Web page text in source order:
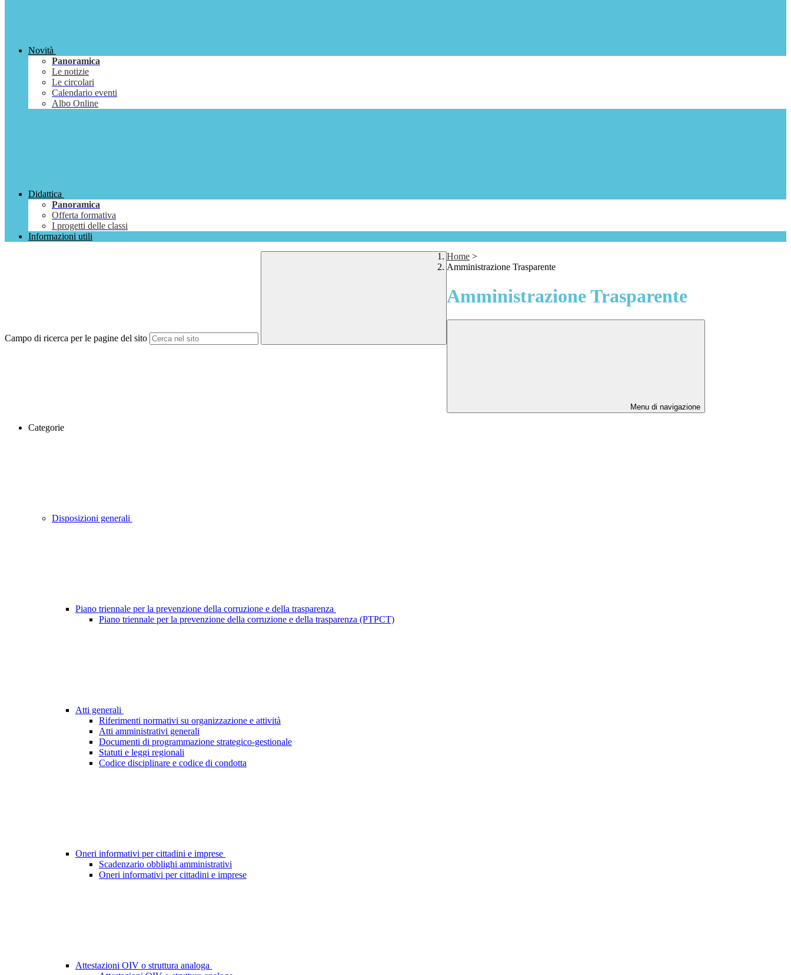
Novità
Panoramica
Le notizie
Le circolari
Calendario eventi
Albo Online
Didattica
Panoramica
Offerta formativa
I progetti delle classi
Informazioni utili
Campo di ricerca per le pagine del sito
Home >
Amministrazione Trasparente
Amministrazione Trasparente
Menu di navigazione
Categorie
Disposizioni generali
Piano triennale per la prevenzione della corruzione e della trasparenza
Piano triennale per la prevenzione della corruzione e della trasparenza (PTPCT)
Atti generali
Riferimenti normativi su organizzazione e attività
Atti amministrativi generali
Documenti di programmazione strategico-gestionale
Statuti e leggi regionali
Codice disciplinare e codice di condotta
Oneri informativi per cittadini e imprese
Scadenzario obblighi amministrativi
Oneri informativi per cittadini e imprese
Attestazioni OIV o struttura analoga